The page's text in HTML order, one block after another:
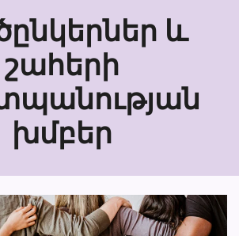
և
շահերի
խմբեր
և
շահերի
խմբեր